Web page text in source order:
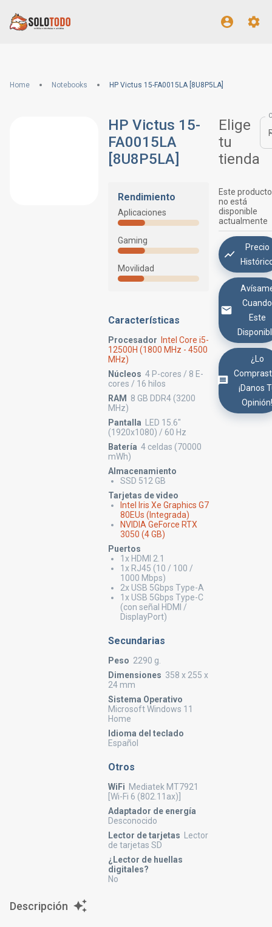
Home Notebooks HP Victus 15-FA0015LA [8U8P5LA]
HP Victus 15-
FA0015LA
[8U8P5LA]
Rendimiento
Aplicaciones
Gaming
Movilidad
Características
Procesador
Intel Core i5-
12500H (1800 MHz - 4500
MHz)
Núcleos 4 P-cores / 8 E-
cores / 16 hilos
RAM
8 GB DDR4 (3200
MHz)
Pantalla
LED 15.6"
(1920x1080) / 60 Hz
Batería 4 celdas (70000
mWh)
Almacenamiento
SSD 512 GB
Tarjetas de video
Intel Iris Xe Graphics G7
80EUs (Integrada)
NVIDIA GeForce RTX
3050 (4 GB)
Puertos
1x HDMI 2.1
1x RJ45 (10 / 100 /
1000 Mbps)
2x USB 5Gbps Type-A
1x USB 5Gbps Type-C
(con señal HDMI /
DisplayPort)
Secundarias
Peso 2290 g.
Dimensiones 358 x 255 x
24 mm
Sistema Operativo
Microsoft Windows 11
Home
Idioma del teclado
Español
Otros
WiFi Mediatek MT7921
[Wi-Fi 6 (802.11ax)]
Adaptador de energía
Desconocido
Lector de tarjetas
Lector
de tarjetas SD
¿Lector de huellas
digitales?
No
Elige
tu
tienda
Este producto
no está
disponible
actualmente
Precio
Cuando
Este
¿Lo
¡Danos
Descripción